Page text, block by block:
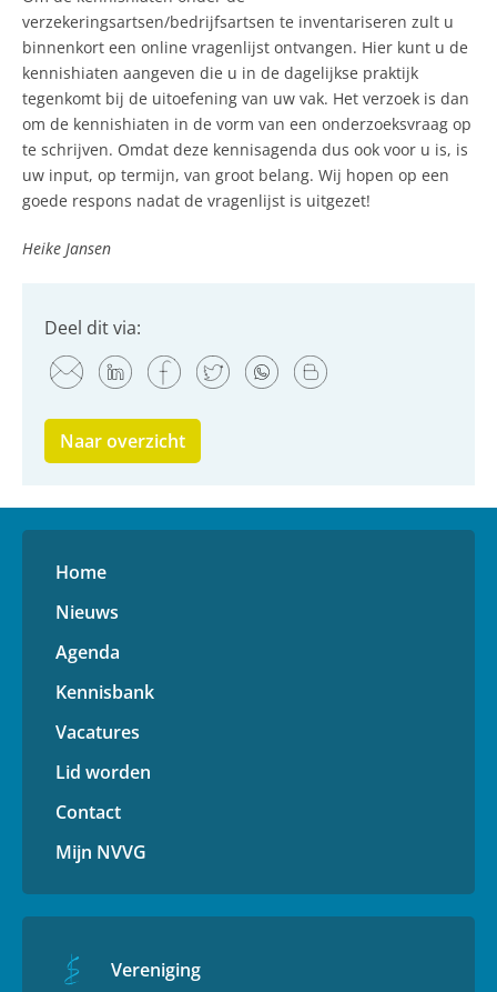
verzekeringsartsen/bedrijfsartsen te inventariseren zult u
binnenkort een online vragenlijst ontvangen. Hier kunt u de
kennishiaten aangeven die u in de dagelijkse praktijk
tegenkomt bij de uitoefening van uw vak. Het verzoek is dan
om de kennishiaten in de vorm van een onderzoeksvraag op
te schrijven. Omdat deze kennisagenda dus ook voor u is, is
uw input, op termijn, van groot belang. Wij hopen op een
goede respons nadat de vragenlijst is uitgezet!
Heike Jansen
Deel dit via:
Naar overzicht
Home
Nieuws
Agenda
Kennisbank
Vacatures
Lid worden
Contact
Mijn NVVG
Vereniging